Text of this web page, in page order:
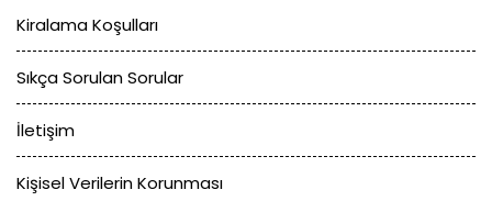
Kiralama Koşulları
Sıkça Sorulan Sorular
İletişim
Kişisel Verilerin Korunması